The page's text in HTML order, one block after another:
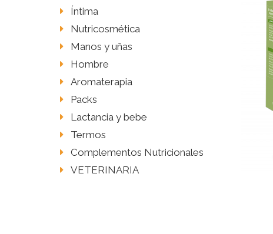
Íntima
Nutricosmética
Manos y uñas
Hombre
Aromaterapia
Packs
Lactancia y bebe
Termos
Complementos Nutricionales
VETERINARIA